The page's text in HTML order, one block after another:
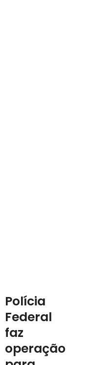
Polícia
Federal
faz
operação